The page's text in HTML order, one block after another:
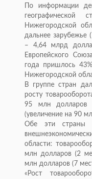
По информации
географической
Нижегородской
дальнее зарубежье
– 4,64 млрд
Европейского
года пришлось
Нижегородской
В группе стран
росту
95 млн долларов
(увеличение на 90
Обе эти страны
области:
млн долларов (2
млн долларов (7
«Рост